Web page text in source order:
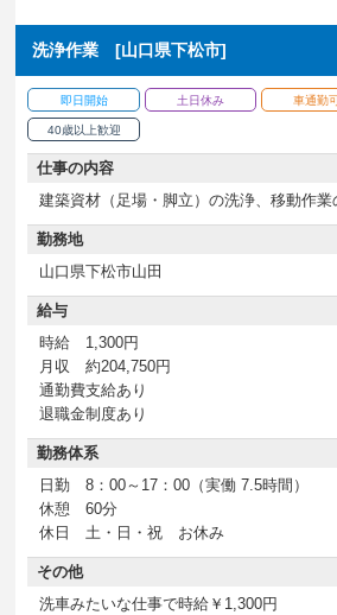
洗浄作業 [山口県下松市]
即日開始 土日休み 車通勤
40歳以上歓迎
仕事の内容
建築資材（足場・脚立）の洗浄、移動作業
勤務地
山口県下松市山田
給与
時給 1,300円
月収 約204,750円
通勤費支給あり
退職金制度あり
勤務体系
日勤 8：00～17：00（実働 7.5時間）
休憩 60分
休日 土・日・祝 お休み
その他
洗車みたいな仕事で時給￥1,300円